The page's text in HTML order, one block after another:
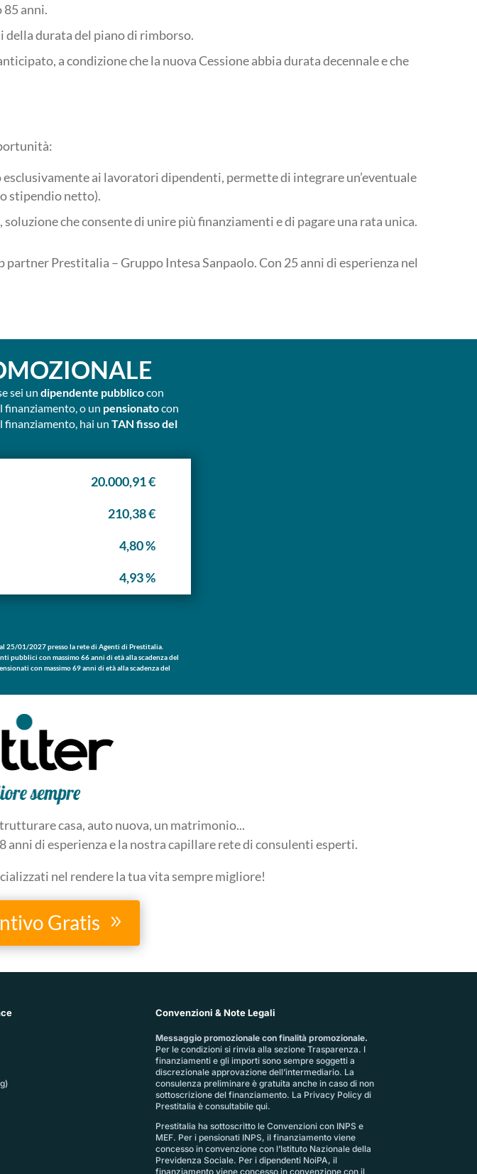
anni.
della durata del piano di rimborso.
a condizione che la nuova Cessione abbia durata decennale e che
ai lavoratori dipendenti, permette di integrare un’eventuale
stipendio netto).
, soluzione che consente di unire più finanziamenti e di pagare una rata unica.
Prestitalia – Gruppo Intesa Sanpaolo. Con 25 anni di esperienza nel
sei undipendente pubblicocon
finanziamento, o un pensionatocon
finanziamento, hai unTAN fisso del
20.000,91 €
210,38 €
4,80 %
4,93 %
25/01/2027 presso la rete di Agenti di Prestitalia.
pubblici con massimo 66 anni di età alla scadenza del
con massimo 69 anni di età alla scadenza del
contrattuali di offerta al pubblico si rinvia ai
“Trasparenza” del sito
attività finanziaria iscritto all’OAM n. A3056,
Gruppo Intesa Sanpaolo.
casa, auto nuova, un matrimonio...
di esperienza e la nostra capillare rete di consulenti esperti.
nel rendere la tua vita sempre migliore!
Gratis
Convenzioni & Note Legali
Messaggio promozionale con finalità promozionale.
Per le condizioni si rinvia alla sezione Trasparenza. I
finanziamenti e gli importi sono sempre soggetti a
discrezionale approvazione dell’intermediario. La
consulenza preliminare è gratuita anche in caso di non
sottoscrizione del finanziamento. La Privacy Policy di
Prestitalia è consultabile qui.
Prestitalia ha sottoscritto le Convenzioni con INPS e
MEF. Per i pensionati INPS, il finanziamento viene
concesso in convenzione con l’Istituto Nazionale della
Previdenza Sociale. Per i dipendenti NoiPA, il
finanziamento viene concesso in convenzione con il